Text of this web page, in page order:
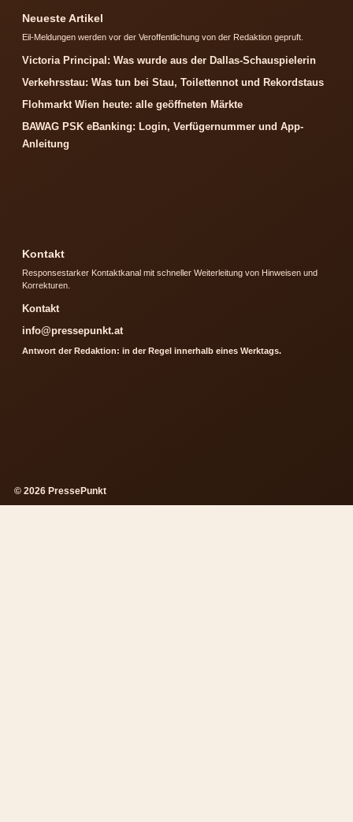
Neueste Artikel
Eil-Meldungen werden vor der Veroffentlichung von der Redaktion gepruft.
Victoria Principal: Was wurde aus der Dallas-Schauspielerin
Verkehrsstau: Was tun bei Stau, Toilettennot und Rekordstaus
Flohmarkt Wien heute: alle geöffneten Märkte
BAWAG PSK eBanking: Login, Verfügernummer und App-
Anleitung
Kontakt
Responsestarker Kontaktkanal mit schneller Weiterleitung von Hinweisen und
Korrekturen.
Kontakt
info@pressepunkt.at
Antwort der Redaktion: in der Regel innerhalb eines Werktags.
© 2026 PressePunkt